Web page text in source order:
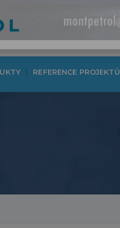
REFERENCE PROJEKTŮ